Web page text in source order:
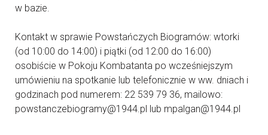
w bazie.
Kontakt w sprawie Powstańczych Biogramów: wtorki
(od 10:00 do 14:00) i piątki (od 12:00 do 16:00)
osobiście w Pokoju Kombatanta po wcześniejszym
umówieniu na spotkanie lub telefonicznie w ww. dniach i
godzinach pod numerem: 22 539 79 36, mailowo:
powstanczebiogramy@1944.pl lub mpalgan@1944.pl